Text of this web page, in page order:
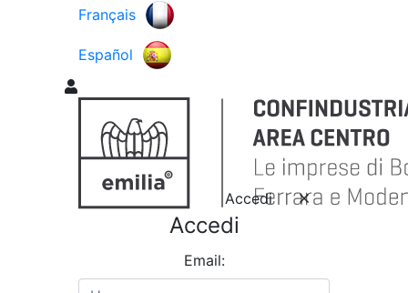
Français
Español
Accedi
Accedi
Email: